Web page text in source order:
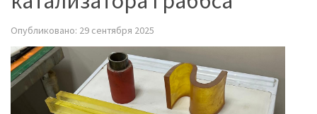
Опубликовано: 29 сентября 2025